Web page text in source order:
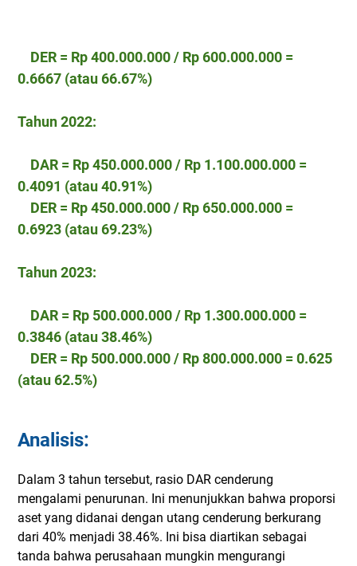
DER = Rp 400.000.000 / Rp 600.000.000 =
0.6667 (atau 66.67%)
Tahun 2022:
DAR = Rp 450.000.000 / Rp 1.100.000.000 =
0.4091 (atau 40.91%)
DER = Rp 450.000.000 / Rp 650.000.000 =
0.6923 (atau 69.23%)
Tahun 2023:
DAR = Rp 500.000.000 / Rp 1.300.000.000 =
0.3846 (atau 38.46%)
DER = Rp 500.000.000 / Rp 800.000.000 = 0.625
(atau 62.5%)
Analisis:
Dalam 3 tahun tersebut, rasio DAR cenderung
mengalami penurunan. Ini menunjukkan bahwa proporsi
aset yang didanai dengan utang cenderung berkurang
dari 40% menjadi 38.46%. Ini bisa diartikan sebagai
tanda bahwa perusahaan mungkin mengurangi